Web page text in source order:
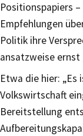
Positionspapiers
Empfehlungen
Politik ihre
ansatzweise
Etwa die hier:
Volkswirtschaft
Bereitstellung